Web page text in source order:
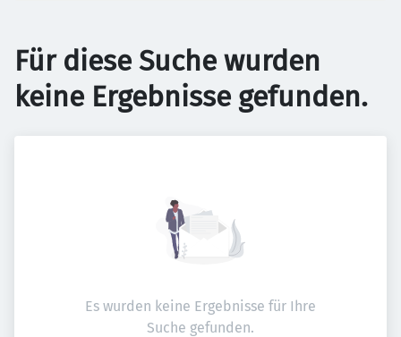
Für diese Suche wurden
keine Ergebnisse gefunden.
Es wurden keine Ergebnisse für Ihre
Suche gefunden.